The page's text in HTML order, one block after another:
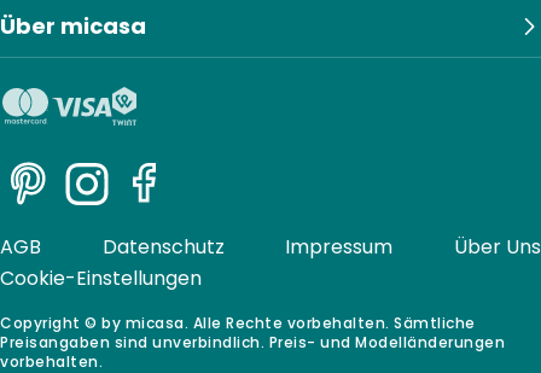
Über micasa
PinterestInstagramFacebook
Copyright © by micasa. Alle Rechte vorbehalten. Sämtliche
Preisangaben sind unverbindlich. Preis- und Modelländerungen
vorbehalten.
AGB Datenschutz Impressum
Über Uns
Cookie-Einstellungen